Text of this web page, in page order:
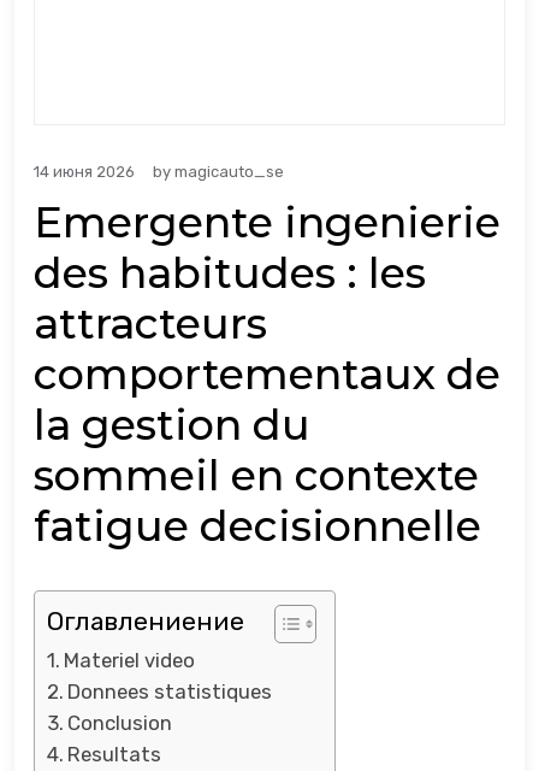
14 июня 2026 by magicauto_se
Emergente ingenierie
des habitudes : les
attracteurs
comportementaux de
la gestion du
sommeil en contexte
fatigue decisionnelle
Оглавлениение
Materiel video
Donnees statistiques
Conclusion
Resultats